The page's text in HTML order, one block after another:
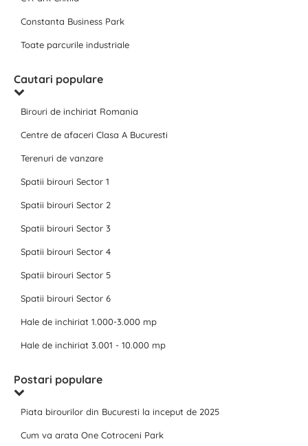
Constanta Business Park
Toate parcurile industriale
Cautari populare
Birouri de inchiriat Romania
Centre de afaceri Clasa A Bucuresti
Terenuri de vanzare
Spatii birouri Sector 1
Spatii birouri Sector 2
Spatii birouri Sector 3
Spatii birouri Sector 4
Spatii birouri Sector 5
Spatii birouri Sector 6
Hale de inchiriat 1.000-3.000 mp
Hale de inchiriat 3.001 - 10.000 mp
Postari populare
Piata birourilor din Bucuresti la inceput de 2025
Cum va arata One Cotroceni Park